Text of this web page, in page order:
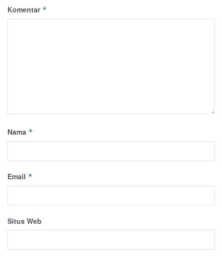
Komentar *
Nama *
Email *
Situs Web